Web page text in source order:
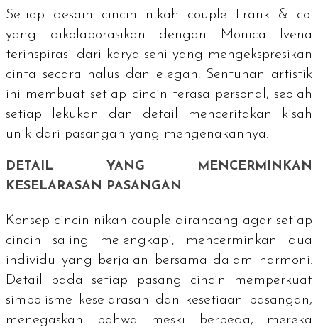
Setiap desain cincin nikah couple Frank & co.
yang dikolaborasikan dengan Monica Ivena
terinspirasi dari karya seni yang mengekspresikan
cinta secara halus dan elegan. Sentuhan artistik
ini membuat setiap cincin terasa personal, seolah
setiap lekukan dan detail menceritakan kisah
unik dari pasangan yang mengenakannya.
DETAIL YANG MENCERMINKAN
KESELARASAN PASANGAN
Konsep cincin nikah couple dirancang agar setiap
cincin saling melengkapi, mencerminkan dua
individu yang berjalan bersama dalam harmoni.
Detail pada setiap pasang cincin memperkuat
simbolisme keselarasan dan kesetiaan pasangan,
menegaskan bahwa meski berbeda, mereka